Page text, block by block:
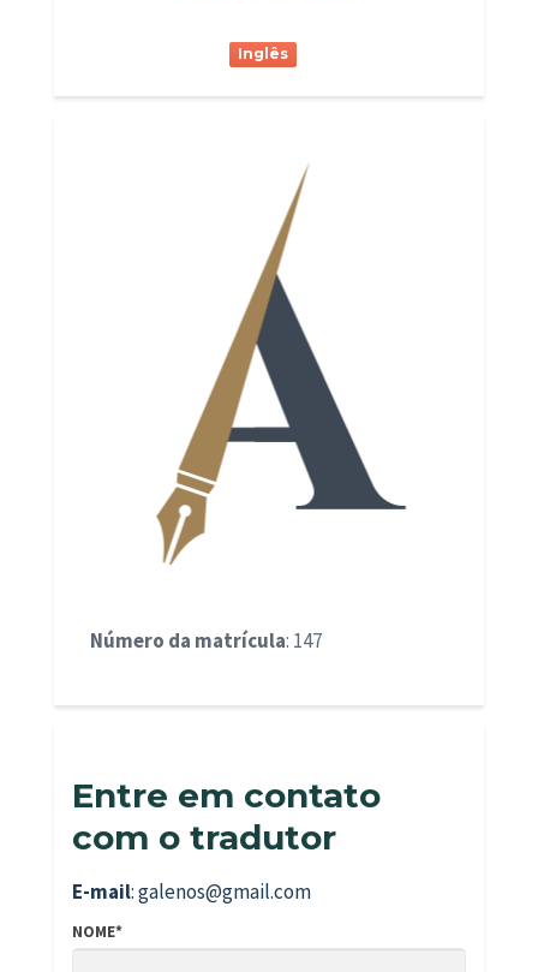
Inglês
Número da matrícula: 147
Entre em contato
com o tradutor
E-mail: galenos@gmail.com
NOME*